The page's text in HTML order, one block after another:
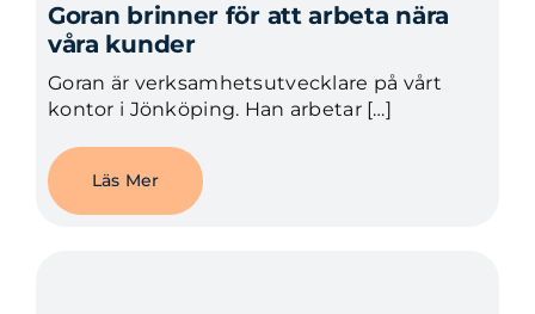
Goran brinner för att arbeta nära
våra kunder
Goran är verksamhetsutvecklare på vårt
kontor i Jönköping. Han arbetar […]
Läs Mer